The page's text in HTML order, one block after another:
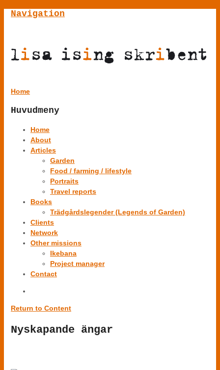
Navigation
Home
Huvudmeny
Home
About
Articles
Garden
Food / farming / lifestyle
Portraits
Travel reports
Books
Trädgårdslegender (Legends of Garden)
Clients
Network
Other missions
Ikebana
Project manager
Contact
Return to Content
Nyskapande ängar